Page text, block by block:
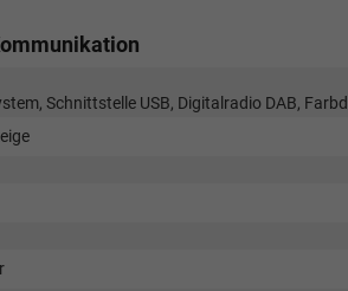
Schnittstelle USB, Digitalradio DAB,